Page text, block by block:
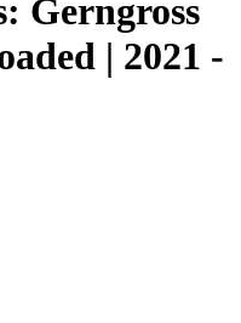
Gerngross
| 2021 -